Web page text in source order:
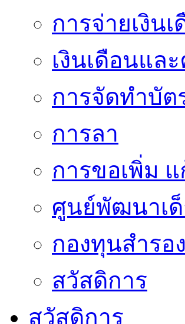
การจ่ายเงิน
เงินเดือนแล
การจัดทำบั
การลา
การขอเพิ่ม
ศูนย์พัฒนาเด็
กองทุนสำรอ
สวัสดิการ
สวัสดิการ